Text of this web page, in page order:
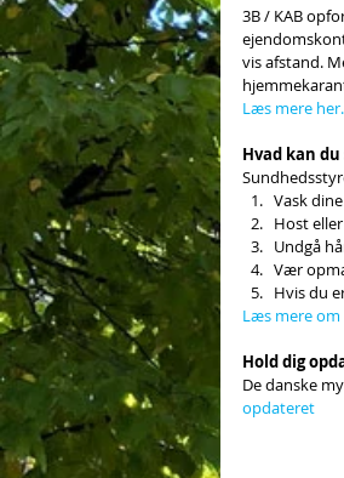
3B / KAB
vis afstand.
Læs mere her.
Hvad kan du
Vask
Host
Undgå
Vær
Hvis du
Læs mere
Hold dig
De danske
opdateret